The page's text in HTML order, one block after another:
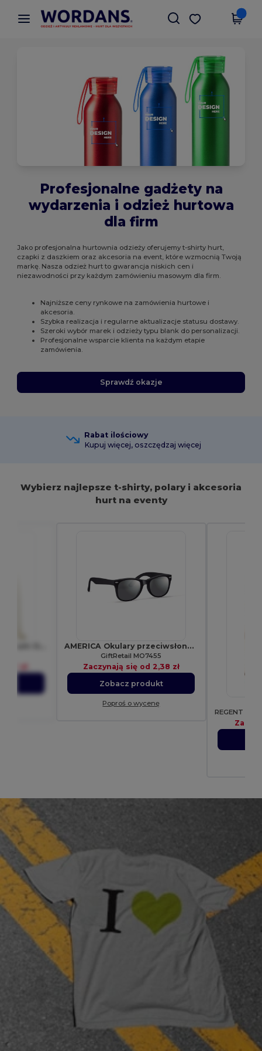
× Aplikacja Wordans
Lepsze ceny w aplikacji!
Pobierz app
Profesjonalne gadżety na
wydarzenia i odzież hurtowa
dla firm
Jako profesjonalna hurtownia odzieży oferujemy t-shirty hurt,
czapki z daszkiem oraz akcesoria na event, które wzmocnią Twoją
markę. Nasza odzież hurt to gwarancja niskich cen i
niezawodności przy każdym zamówieniu masowym dla firm.
Najniższe ceny rynkowe na zamówienia hurtowe i
akcesoria.
Szybka realizacja i regularne aktualizacje statusu dostawy.
Szeroki wybór marek i odzieży typu blank do personalizacji.
Profesjonalne wsparcie klienta na każdym etapie
zamówienia.
Sprawdź okazje
Rabat ilościowy
Kupuj więcej, oszczędzaj więcej
Wybierz najlepsze t-shirty, polary i akcesoria
hurt na eventy
AMERICA Okulary przeciwsłoneczne
GiftRetail MO7455
Zaczynają się od 2,38 zł
Zobacz produkt
Poproś o wycenę